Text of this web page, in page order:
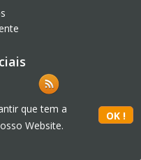
que tem a
Website.